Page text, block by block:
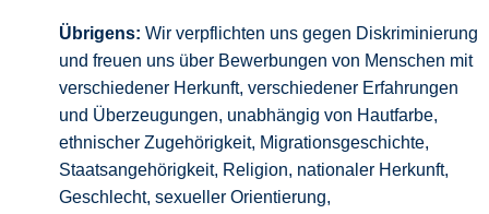
Übrigens: Wir verpflichten uns gegen Diskriminierung
und freuen uns über Bewerbungen von Menschen mit
verschiedener Herkunft, verschiedener Erfahrungen
und Überzeugungen, unabhängig von Hautfarbe,
ethnischer Zugehörigkeit, Migrationsgeschichte,
Staatsangehörigkeit, Religion, nationaler Herkunft,
Geschlecht, sexueller Orientierung,